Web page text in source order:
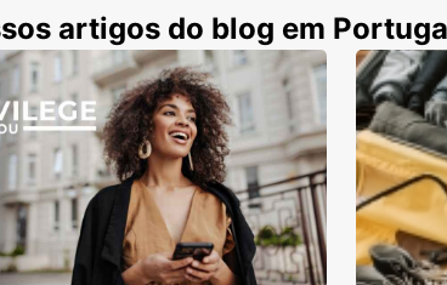
artigos do blog em